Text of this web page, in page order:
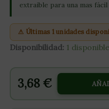
extraible para una mas
⚠ Últimas 1 unidades
Disponibilidad: 1
3,68 €